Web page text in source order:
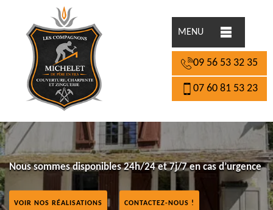
MENU
09 56 53 32 35
07 60 81 53 23
Nous sommes disponibles 24h/24 et 7j/7 en cas d’urgence
VOIR NOS RÉALISATIONS CONTACTEZ-NOUS !